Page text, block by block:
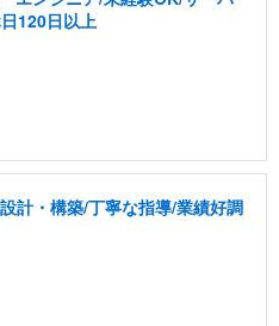
120日以上
計・構築/丁寧な指導/業績好調